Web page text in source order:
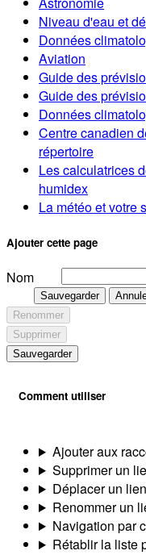
Niveau d'eau et
Données
Aviation
Guide des
Guide des
Données
Centre canadien
répertoire
Les calculatrices
humidex
La météo et votre
Ajouter cette page
Nom
Sauvegarder
Renommer
Supprimer
Sauvegarder
Comment utiliser
Ajouter aux
Supprimer un
Déplacer un
Renommer un
Navigation par
Rétablir la liste